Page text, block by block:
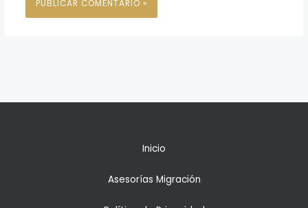
Inicio
Asesorías Migración